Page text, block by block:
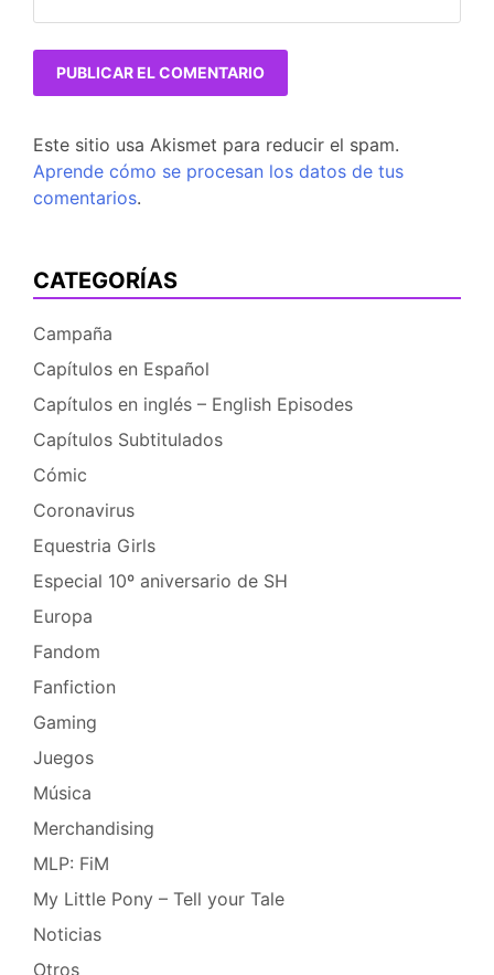
Este sitio usa Akismet para reducir el spam.
Aprende cómo se procesan los datos de tus
comentarios.
CATEGORÍAS
Campaña
Capítulos en Español
Capítulos en inglés – English Episodes
Capítulos Subtitulados
Cómic
Coronavirus
Equestria Girls
Especial 10º aniversario de SH
Europa
Fandom
Fanfiction
Gaming
Juegos
Música
Merchandising
MLP: FiM
My Little Pony – Tell your Tale
Noticias
Otros